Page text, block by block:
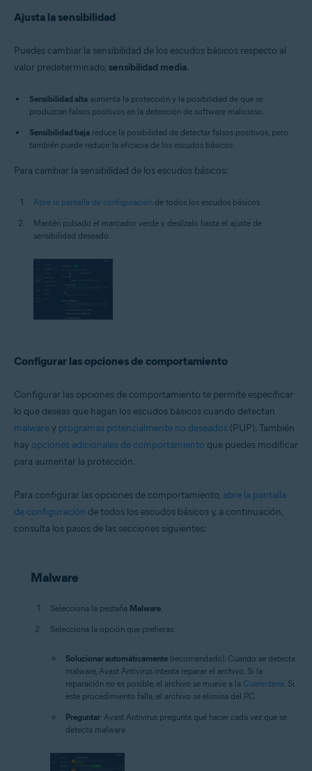
Ajusta la sensibilidad
Puedes cambiar la sensibilidad de los escudos básicos respecto al
valor predeterminado, sensibilidad media.
Sensibilidad alta aumenta la protección y la posibilidad de que se
produzcan falsos positivos en la detección de software malicioso.
Sensibilidad baja reduce la posibilidad de detectar falsos positivos, pero
también puede reducir la eficacia de los escudos básicos.
Para cambiar la sensibilidad de los escudos básicos:
Abre la pantalla de configuración de todos los escudos básicos.
Mantén pulsado el marcador verde y deslízalo hasta el ajuste de
sensibilidad deseado.
Configurar las opciones de comportamiento
Configurar las opciones de comportamiento te permite especificar
lo que deseas que hagan los escudos básicos cuando detectan
malwarey programas potencialmente no deseados (PUP). También
hay opciones adicionales de comportamiento que puedes modificar
para aumentar la protección.
Para configurar las opciones de comportamiento, abre la pantalla
de configuración de todos los escudos básicos y, a continuación,
consulta los pasos de las secciones siguientes:
Malware
Selecciona la pestaña Malware.
Selecciona la opción que prefieras:
Solucionar automáticamente (recomendado): Cuando se detecta
malware, Avast Antivirus intenta reparar el archivo. Si la
reparación no es posible, el archivo se mueve a la Cuarentena. Si
este procedimiento falla, el archivo se elimina del PC.
Preguntar: Avast Antivirus pregunta qué hacer cada vez que se
detecta malware.